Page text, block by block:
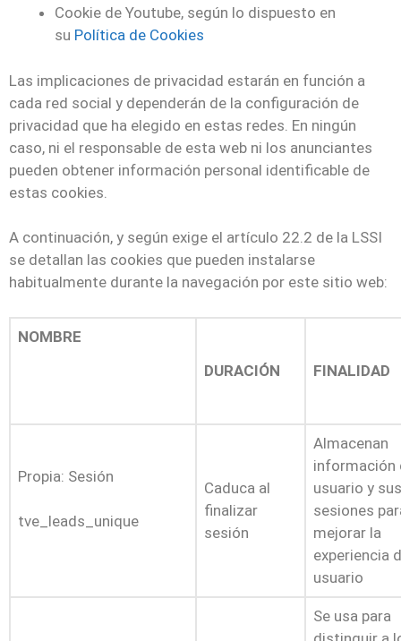
Cookie de Youtube, según lo dispuesto en
su Política de Cookies
Las implicaciones de privacidad estarán en función a
cada red social y dependerán de la configuración de
privacidad que ha elegido en estas redes. En ningún
caso, ni el responsable de esta web ni los anunciantes
pueden obtener información personal identificable de
estas cookies.
A continuación, y según exige el artículo 22.2 de la LSSI
se detallan las cookies que pueden instalarse
habitualmente durante la navegación por este sitio web:
NOMBRE
DURACIÓN
FINALIDAD
Propia: Sesión
tve_leads_unique
Caduca al
finalizar
sesión
Almacenan
información
usuario y sus
sesiones
mejorar la
experiencia
usuario
Se usa para